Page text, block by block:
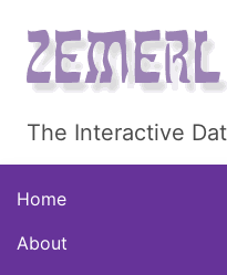
The Interactive
Home
About